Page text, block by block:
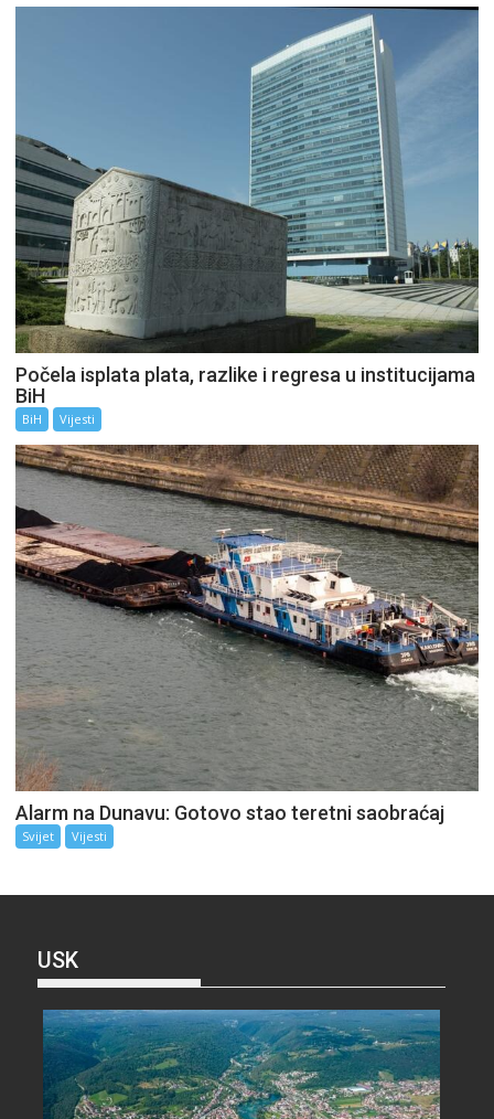
Počela isplata plata, razlike i regresa u institucijama
BiH
BiH Vijesti
Alarm na Dunavu: Gotovo stao teretni saobraćaj
Svijet Vijesti
USK